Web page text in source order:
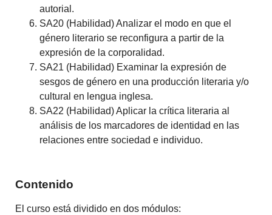
autorial.
SA20 (Habilidad) Analizar el modo en que el
género literario se reconfigura a partir de la
expresión de la corporalidad.
SA21 (Habilidad) Examinar la expresión de
sesgos de género en una producción literaria y/o
cultural en lengua inglesa.
SA22 (Habilidad) Aplicar la crítica literaria al
análisis de los marcadores de identidad en las
relaciones entre sociedad e individuo.
Contenido
El curso está dividido en dos módulos: